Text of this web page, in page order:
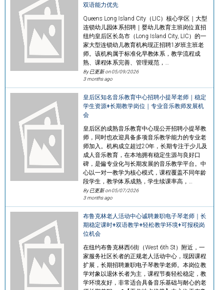
双语能力优先
Queens Long Island City（LIC）核心学区｜大型
连锁幼儿园体系招聘｜婴幼儿教育主班岗位直招
纽约皇后区长岛市（Long Island City, LIC）的一
家大型连锁幼儿教育机构现正招聘1岁班主班老
师。该机构属于标准化早教体系，教学流程成
熟、课程体系完善、管理规范，…
By 已更新 on05/09/2026
3 months ago
皇后区知名音乐教育中心招聘小提琴老师｜稳定
学生资源+长期教学岗位｜专业音乐教师发展机
会
皇后区的成熟音乐教育中心现公开招聘小提琴教
师，同时也欢迎具备多项音乐教学能力的专业老
师加入。机构成立超过20年，长期专注于少儿及
成人音乐教育，在本地拥有稳定生源与良好口
碑，是偏专业化与长期发展的音乐教学平台。中
心以一对一教学为核心模式，课程覆盖不同年龄
段学生，教学体系成熟，学生续课率高，…
By 已更新 on05/07/2026
3 months ago
布鲁克林老人活动中心诚聘兼职电子琴老师｜长
期稳定课时+双语教学+轻松教学环境+可报税岗
位机会
在纽约布鲁克林西6街（West 6th St）附近，一
家服务社区长者的正规老人活动中心，现因课程
扩展，长期招聘兼职电子琴教学老师。本岗位教
学对象以退休长者为主，课程节奏轻松稳定，教
学环境友好，非常适合具备音乐基础与耐心的老